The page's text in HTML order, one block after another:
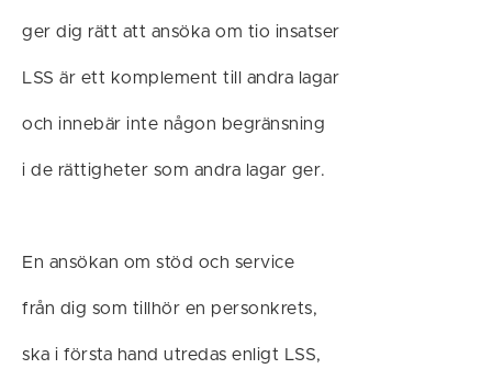
ger dig rätt att ansöka om tio insatser
LSS är ett komplement till andra lagar
och innebär inte någon begränsning
i de rättigheter som andra lagar ger.
En ansökan om stöd och service
från dig som tillhör en personkrets,
ska i första hand utredas enligt LSS,